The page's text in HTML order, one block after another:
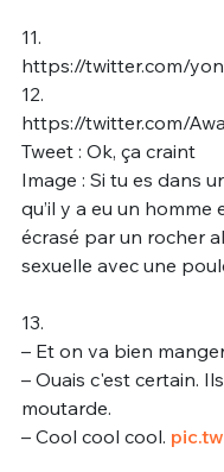
11.
https://twitter.com/
12.
https://twitter.com/
Tweet : Ok, ça craint
Image : Si tu es dans
qu’il y a eu un
écrasé par un rocher
sexuelle avec une
13.
– Et on va bien
– Ouais c'est certain.
moutarde.
– Cool cool cool.